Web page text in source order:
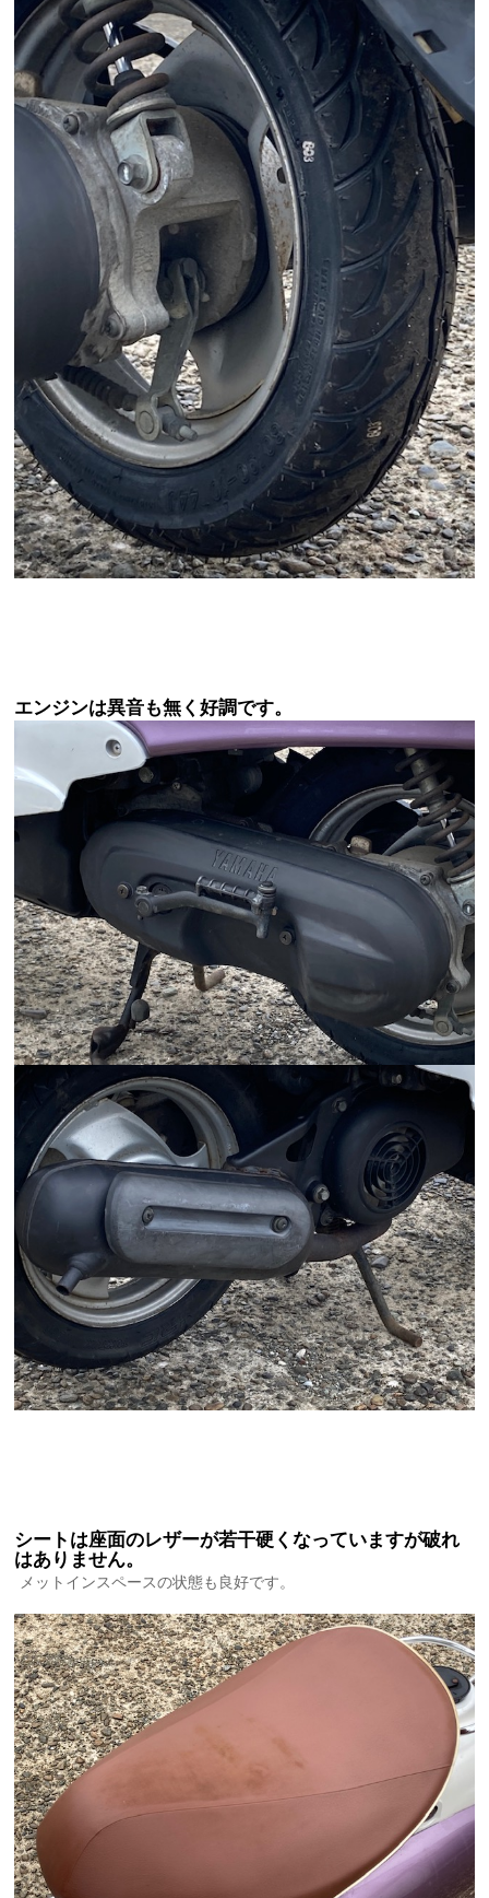
エンジンは異音も無く好調です。
シートは座面のレザーが若干硬くなっていますが破れ
はありません。
メットインスペースの状態も良好です。